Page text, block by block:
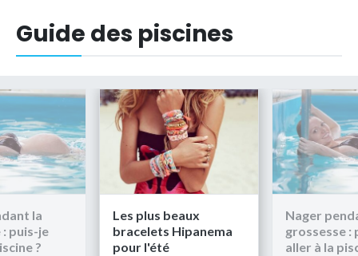
Guide des piscines
la
puis-je
?
Les plus beaux
bracelets Hipanema
pour l'été
Nager
grossesse :
aller à la